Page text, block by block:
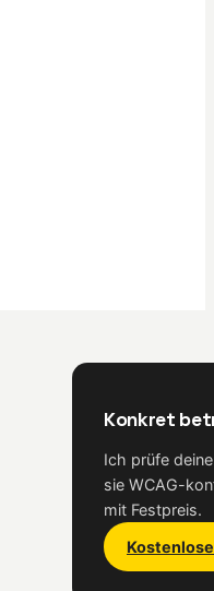
Konkret
Ich prüfe
sie WCAG-
mit Festpreis.